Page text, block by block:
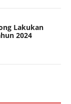
Lakukan
2024